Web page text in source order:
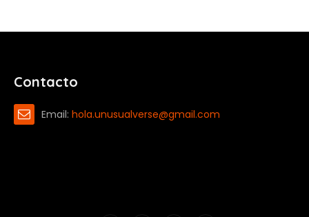
Contacto
Email: hola.unusualverse@gmail.com